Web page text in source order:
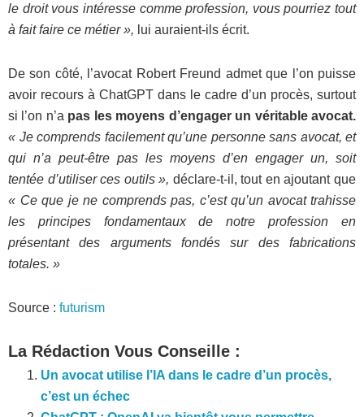
le droit vous intéresse comme profession, vous pourriez tout
à fait faire ce métier », lui auraient-ils écrit.
De son côté, l’avocat Robert Freund admet que l’on puisse
avoir recours à ChatGPT dans le cadre d’un procès, surtout
si l’on n’a pas les moyens d’engager un véritable avocat.
« Je comprends facilement qu’une personne sans avocat, et
qui n’a peut-être pas les moyens d’en engager un, soit
tentée d’utiliser ces outils », déclare-t-il, tout en ajoutant que
« Ce que je ne comprends pas, c’est qu’un avocat trahisse
les principes fondamentaux de notre profession en
présentant des arguments fondés sur des fabrications
totales. »
Source : futurism
La Rédaction Vous Conseille :
Un avocat utilise l’IA dans le cadre d’un procès,
c’est un échec